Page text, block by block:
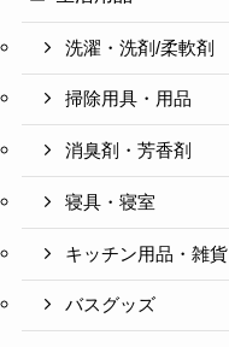
洗濯・洗剤/柔軟剤
掃除用具・用品
消臭剤・芳香剤
寝具・寝室
キッチン用品・雑貨
バスグッズ